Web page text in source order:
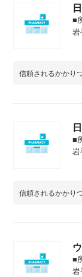
■
信頼されるかかり
■
信頼されるかかり
■